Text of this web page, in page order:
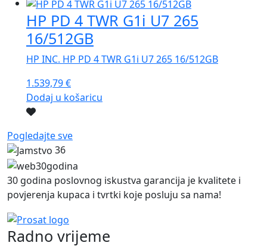
HP PD 4 TWR G1i U7 265
16/512GB
HP INC. HP PD 4 TWR G1i U7 265 16/512GB
1.539,79€
Dodaj u košaricu
Pogledajte sve
36
30 godina poslovnog iskustva garancija je kvalitete i
povjerenja kupaca i tvrtki koje posluju sa nama!
Radno vrijeme